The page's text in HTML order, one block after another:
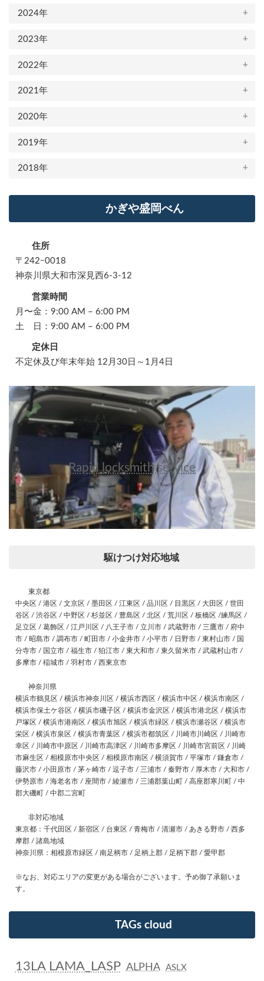
2024年
2023年
2022年
2021年
2020年
2019年
2018年
かぎや盛岡べん
住所
〒242ｰ0018
神奈川県大和市深見西6-3-12
営業時間
月〜金：9:00 AM – 6:00 PM
土 日：9:00 AM – 6:00 PM
定休日
不定休及び年末年始 12月30日～1月4日
Rapid locksmith service
駆けつけ対応地域
東京都
中央区 / 港区 / 文京区 / 墨田区 / 江東区 / 品川区 / 目黒区 / 大田区 / 世田
谷区 / 渋谷区 / 中野区 / 杉並区 / 豊島区 / 北区 / 荒川区 / 板橋区 /練馬区 /
足立区 / 葛飾区 / 江戸川区 / 八王子市 / 立川市 / 武蔵野市 / 三鷹市 / 府中
市 / 昭島市 / 調布市 / 町田市 / 小金井市 / 小平市 / 日野市 / 東村山市 / 国
分寺市 / 国立市 / 福生市 / 狛江市 / 東大和市 / 東久留米市 / 武蔵村山市 /
多摩市 / 稲城市 / 羽村市 / 西東京市
神奈川県
横浜市鶴見区 / 横浜市神奈川区 / 横浜市西区 / 横浜市中区 / 横浜市南区 /
横浜市保土ケ谷区 / 横浜市磯子区 / 横浜市金沢区 / 横浜市港北区 / 横浜市
戸塚区 / 横浜市港南区 / 横浜市旭区 / 横浜市緑区 / 横浜市瀬谷区 / 横浜市
栄区 / 横浜市泉区 / 横浜市青葉区 / 横浜市都筑区 / 川崎市川崎区 / 川崎市
幸区 / 川崎市中原区 / 川崎市高津区 / 川崎市多摩区 / 川崎市宮前区 / 川崎
市麻生区 / 相模原市中央区 / 相模原市南区 / 横須賀市 / 平塚市 / 鎌倉市 /
藤沢市 / 小田原市 / 茅ヶ崎市 / 逗子市 / 三浦市 / 秦野市 / 厚木市 / 大和市 /
伊勢原市 / 海老名市 / 座間市 / 綾瀬市 / 三浦郡葉山町 / 高座郡寒川町 / 中
郡大磯町 / 中郡二宮町
非対応地域
東京都：千代田区 / 新宿区 / 台東区 / 青梅市 / 清瀬市 / あきる野市 / 西多
摩郡 / 諸島地域
神奈川県：相模原市緑区 / 南足柄市 / 足柄上郡 / 足柄下郡 / 愛甲郡
※なお、対応エリアの変更がある場合がございます。予め御了承願いま
す。
TAGs cloud
13LA LAMA_LASP ALPHA ASLX